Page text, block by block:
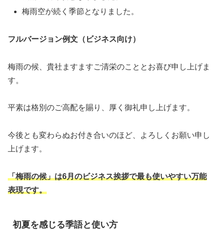
梅雨空が続く季節となりました。
フルバージョン例文（ビジネス向け）
梅雨の候、貴社ますますご清栄のこととお喜び申し上げま
す。
平素は格別のご高配を賜り、厚く御礼申し上げます。
今後とも変わらぬお付き合いのほど、よろしくお願い申し
上げます。
「梅雨の候」は6月のビジネス挨拶で最も使いやすい万能
表現です。
初夏を感じる季語と使い方